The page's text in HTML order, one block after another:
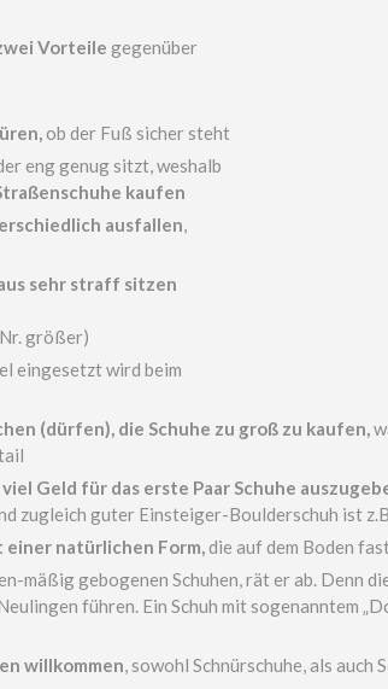
Vorteile gegenüber
ob der Fuß sicher steht
eng genug sitzt, weshalb
kaufen
ausfallen
sehr straff sitzen
größer)
eingesetzt wird beim
(dürfen), die Schuhe zu groß zu kaufen,
Geld für das erste Paar Schuhe
zugleich guter Einsteiger-Boulderschuh ist
natürlichen Form, die auf dem Boden
mäßig gebogenen Schuhen, rät er ab. Denn
führen. Ein Schuh mit sogenanntem
willkommen , sowohl Schnürschuhe, als